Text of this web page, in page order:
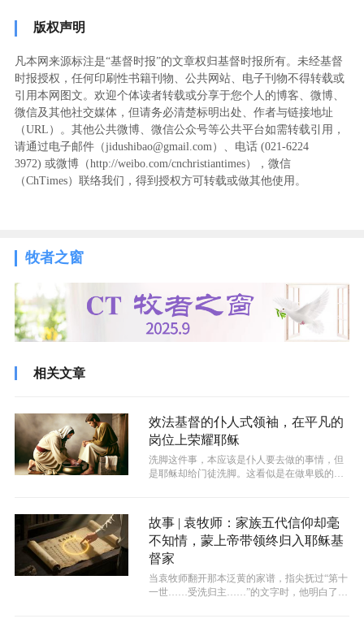
版权声明
凡本网来源标注是“基督时报”的文章权归基督时报所有。未经基督
时报授权，任何印刷性书籍刊物、公共网站、电子刊物不得转载或
引用本网图文。欢迎个体读者转载或分享于您个人的博客、微博、
微信及其他社交媒体，但请务必清楚标明出处、作者与链接地址
（URL）。其他公共微博、微信公众号等公共平台如需转载引用，
请通过电子邮件（jidushibao@gmail.com）、电话 (021-6224
3972) ‬或微博（http://weibo.com/cnchristiantimes），微信
（ChTimes）联络我们，得到授权方可转载或做其他使用。
牧者之窗
相关文章
效法基督的仆人式领袖，在平凡的
岗位上荣耀耶稣
洗脚这件事，本应该是仆人要去做的事情，但
是耶稣却给门徒洗脚。这看似是在做卑贱的事
故事 | 袁牧师：家族五代信仰却毫
不知情，蒙上帝带领终归入耶稣基
督家
当袁牧师翻开那本泛黄的家谱，指尖抚过“第十
一世……受洗归主……”的文字时，他明白了